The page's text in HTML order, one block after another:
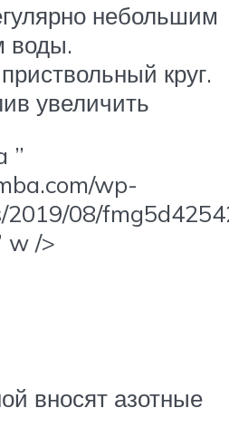
небольшим
воды.
круг.
увеличить
”
wp-
08/
w />
вносят азотные